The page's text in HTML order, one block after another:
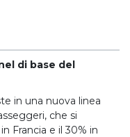
di base del
in una nuova linea
che si
Francia e il 30% in